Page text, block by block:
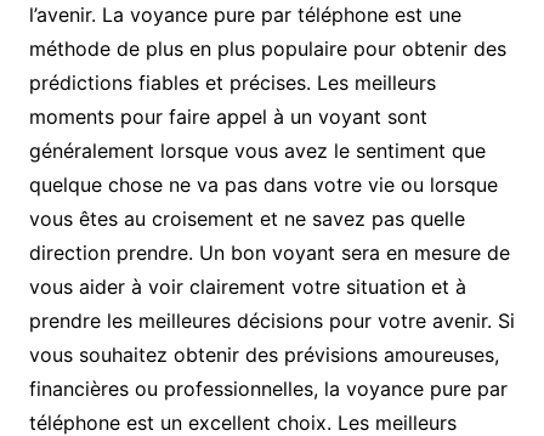
l’avenir. La voyance pure par téléphone est une
méthode de plus en plus populaire pour obtenir des
prédictions fiables et précises. Les meilleurs
moments pour faire appel à un voyant sont
généralement lorsque vous avez le sentiment que
quelque chose ne va pas dans votre vie ou lorsque
vous êtes au croisement et ne savez pas quelle
direction prendre. Un bon voyant sera en mesure de
vous aider à voir clairement votre situation et à
prendre les meilleures décisions pour votre avenir. Si
vous souhaitez obtenir des prévisions amoureuses,
financières ou professionnelles, la voyance pure par
téléphone est un excellent choix. Les meilleurs